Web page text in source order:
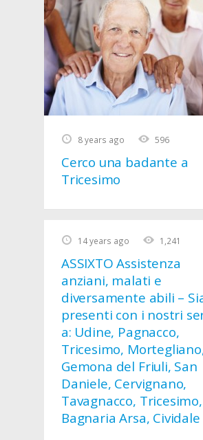
8 years ago 596
Cerco una badante a
Tricesimo
14 years ago 1,241
ASSIXTO Assistenza
anziani, malati e
diversamente abili –
presenti con i nostri
a: Udine, Pagnacco,
Tricesimo,
Gemona del Friuli, San
Daniele, Cervignano,
Tavagnacco, Tricesimo,
Bagnaria Arsa,